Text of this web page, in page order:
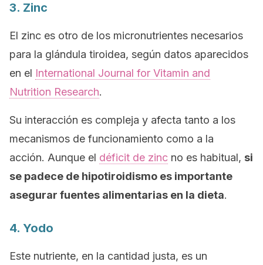
3. Zinc
El zinc es otro de los micronutrientes necesarios
para la glándula tiroidea, según datos aparecidos
en el International Journal for Vitamin and
Nutrition Research.
Su interacción es compleja y afecta tanto a los
mecanismos de funcionamiento como a la
acción. Aunque el déficit de zinc no es habitual, si
se padece de hipotiroidismo es importante
asegurar fuentes alimentarias en la dieta.
4. Yodo
Este nutriente, en la cantidad justa, es un